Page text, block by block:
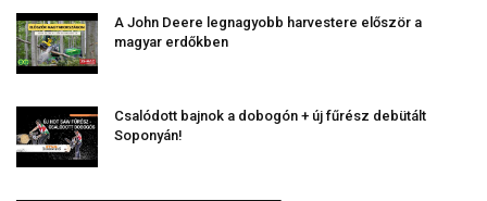
A John Deere legnagyobb harvestere először a
magyar erdőkben
Csalódott bajnok a dobogón + új fűrész debütált
Soponyán!